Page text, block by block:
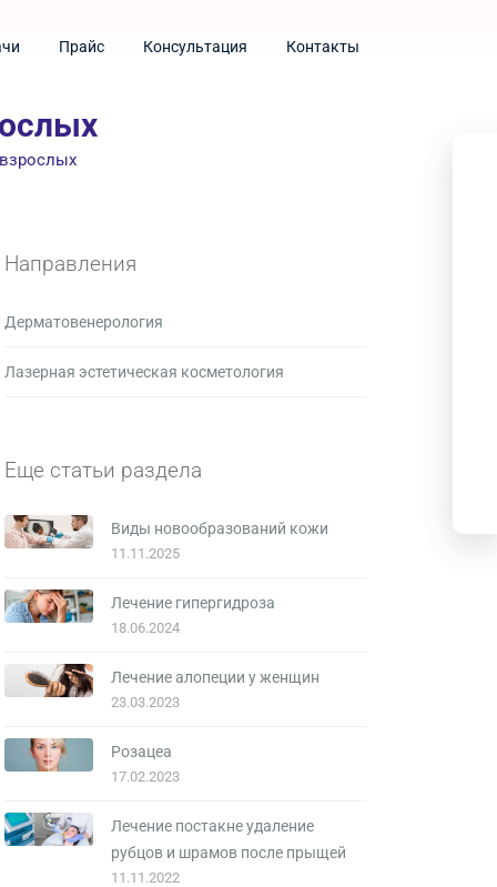
Прайс Консультация Контакты
Направления
Дерматовенерология
Лазерная эстетическая косметология
Еще статьи раздела
Виды новообразований кожи
11.11.2025
Лечение гипергидроза
18.06.2024
Лечение алопеции у женщин
23.03.2023
Розацеа
17.02.2023
Лечение постакне удаление
рубцов и шрамов после прыщей
11.11.2022